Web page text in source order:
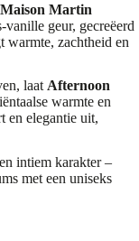
Maison Martin
vanille geur, gecreëerd
warmte, zachtheid en
laatAfternoon
warmte en
en elegantie uit,
intiem karakter –
met een uniseks